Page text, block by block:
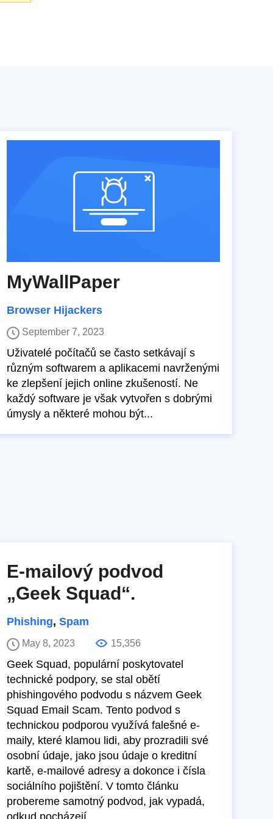
MyWallPaper
Browser Hijackers
September 7, 2023
Uživatelé počítačů se často setkávají s
různým softwarem a aplikacemi navrženými
ke zlepšení jejich online zkušeností. Ne
každý software je však vytvořen s dobrými
úmysly a některé mohou být...
E-mailový podvod
„Geek Squad“.
Phishing, Spam
May 8, 2023 15,356
Geek Squad, populární poskytovatel
technické podpory, se stal obětí
phishingového podvodu s názvem Geek
Squad Email Scam. Tento podvod s
technickou podporou využívá falešné e-
maily, které klamou lidi, aby prozradili své
osobní údaje, jako jsou údaje o kreditní
kartě, e-mailové adresy a dokonce i čísla
sociálního pojištění. V tomto článku
probereme samotný podvod, jak vypadá,
odkud pocházejí...